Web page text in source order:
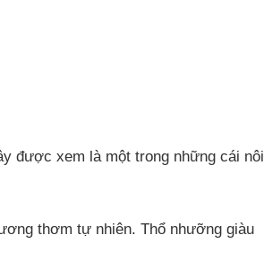
được xem là một trong những cái nôi
thơm tự nhiên. Thổ nhưỡng giàu